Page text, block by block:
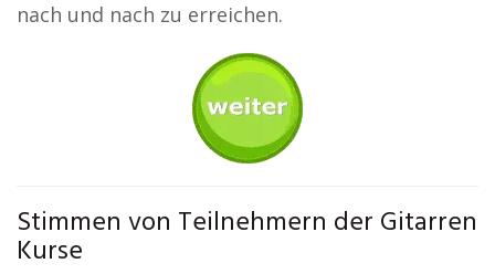
nach und nach zu erreichen.
Stimmen von Teilnehmern der Gitarren
Kurse